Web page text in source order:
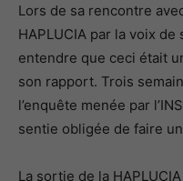
Lors de sa rencontre
HAPLUCIA par la voix
entendre que ceci était
son rapport. Trois
l’enquête menée par
sentie obligée de faire
La sortie de la